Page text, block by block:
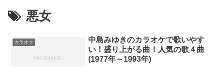
悪女
カラオケ
中島みゆきのカラオケで歌いやす
い！盛り上がる曲！人気の歌４曲
(1977年～1993年)